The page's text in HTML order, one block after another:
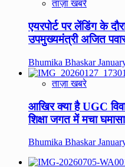
ताज़ा खबरे
एयरपोर्ट पर लेंडिंग के
उपमुख्यमंत्री अजित
Bhumika Bhaskar
ताज़ा खबरे
आखिर क्या है UGC
शिक्षा जगत में मचा
Bhumika Bhaskar